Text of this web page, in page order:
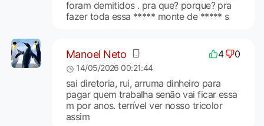
foram demitidos . pra que? porque? pra
fazer toda essa ***** monte de ***** s
Manoel Neto 4 0
14/05/2026 00:21:44
sai diretoria, rui, arruma dinheiro para
pagar quem trabalha senão vai ficar essa
m por anos. terrível ver nosso tricolor
assim